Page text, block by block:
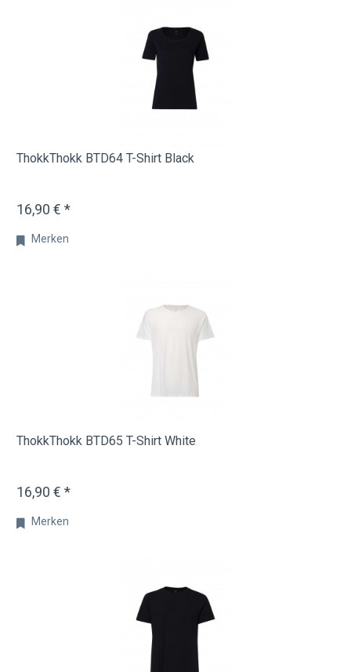
ThokkThokk BTD64 T-Shirt Black
16,90 € *
Merken
ThokkThokk BTD65 T-Shirt White
16,90 € *
Merken